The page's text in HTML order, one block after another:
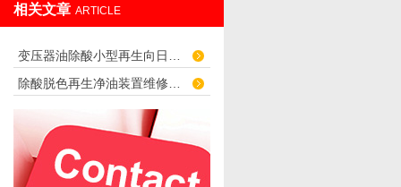
相关文章 ARTICLE